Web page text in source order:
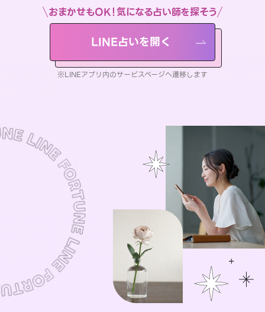
おまかせもOK！気になる占い師を探そう
LINE占いを開く
※LINEアプリ内のサービスページへ遷移します